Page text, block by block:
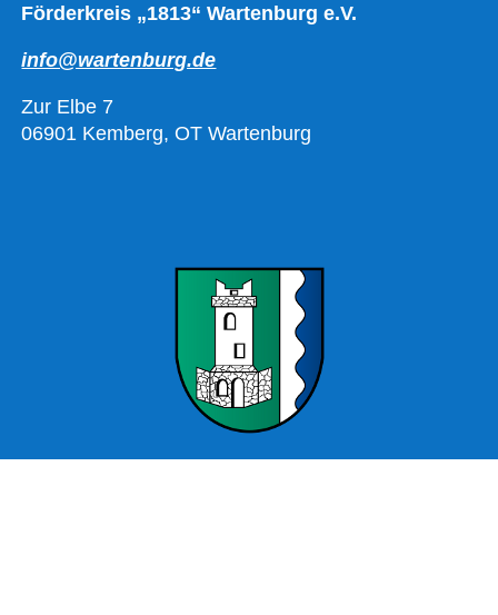
Förderkreis „1813“ Wartenburg e.V.
info@wartenburg.de
Zur Elbe 7
06901 Kemberg, OT Wartenburg